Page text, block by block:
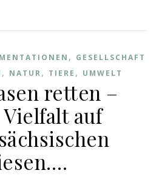
, GESELLSCHAFT
, NATUR, TIERE , UMWELT
retten –
auf